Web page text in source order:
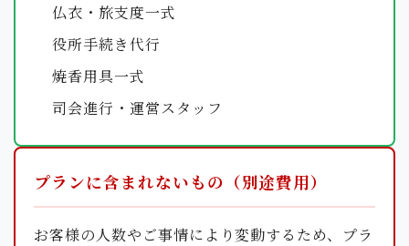
仏衣・旅支度一式
役所手続き代行
焼香用具一式
司会進行・運営スタッフ
プランに含まれないもの（別途費用）
お客様の人数やご事情により変動するため、プラ